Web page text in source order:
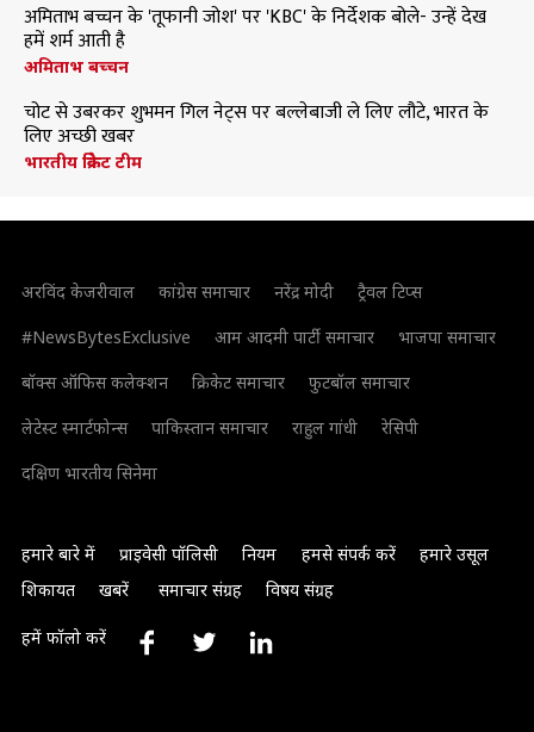
अमिताभ बच्चन के 'तूफानी जोश' पर 'KBC' के निर्देशक बोले- उन्हें देख
हमें शर्म आती है
अमिताभ बच्चन
चोट से उबरकर शुभमन गिल नेट्स पर बल्लेबाजी ले लिए लौटे, भारत के
लिए अच्छी खबर
भारतीय क्रिकेट टीम
अरविंद केजरीवाल कांग्रेस समाचार नरेंद्र मोदी
ट्रैवल टिप्स
#NewsBytesExclusive
आम आदमी पार्टी समाचार
भाजपा समाचार
बॉक्स ऑफिस कलेक्शन
क्रिकेट समाचार
फुटबॉल समाचार
लेटेस्ट स्मार्टफोन्स
पाकिस्तान समाचार राहुल गांधी
रेसिपी
दक्षिण भारतीय सिनेमा
हमारे बारे में प्राइवेसी पॉलिसी नियम हमसे संपर्क करें
हमारे उसूल
शिकायत
खबरें समाचार संग्रह विषय संग्रह
हमें फॉलो करें